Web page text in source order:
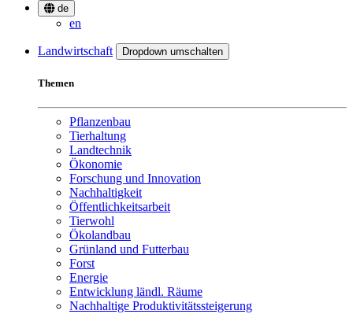
de
en
Landwirtschaft Dropdown umschalten
Themen
Pflanzenbau
Tierhaltung
Landtechnik
Ökonomie
Forschung und Innovation
Nachhaltigkeit
Öffentlichkeitsarbeit
Tierwohl
Ökolandbau
Grünland und Futterbau
Forst
Energie
Entwicklung ländl. Räume
Nachhaltige Produktivitätssteigerung